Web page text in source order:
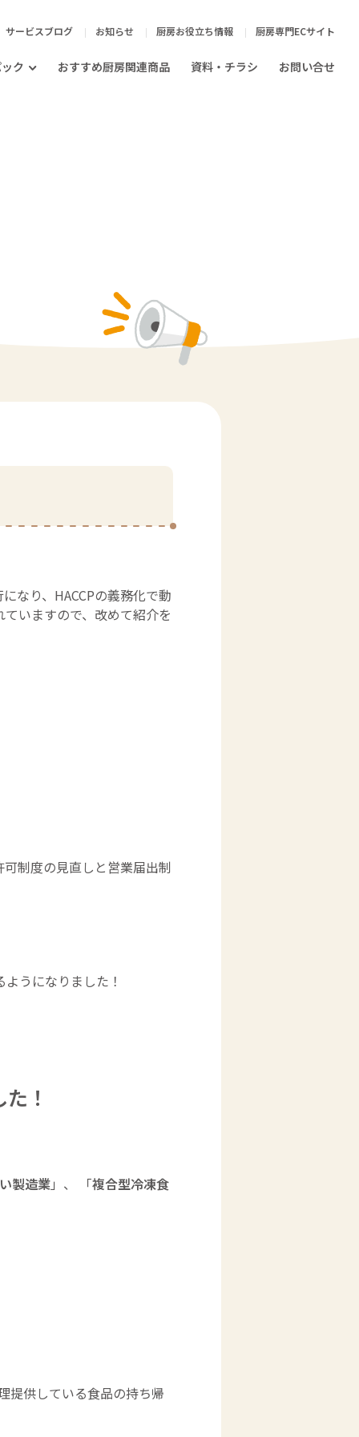
サービスブログ お知らせ 厨房お役立ち情報 厨房専門ECサイト
ク おすすめ厨房関連商品 資料・チラシ お問い合せ
なり、HACCPの義務化で動
ていますので、改めて紹介を
制度の見直しと営業届出制
うになりました！
！
製造業」、 「複合型冷凍食
提供している食品の持ち帰